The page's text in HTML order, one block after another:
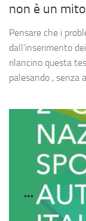
non è un
Pensare che i
dall’inserimento
rilancino questa
palesando , senza